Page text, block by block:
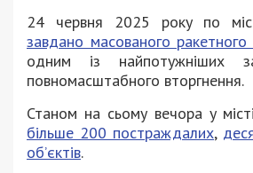
24 червня 2025 року по
завдано масованого ракетного
одним із найпотужніших
повномасштабного вторгнення.
Станом на сьому вечора у місті
більше 200 постраждалих,
об’єктів.